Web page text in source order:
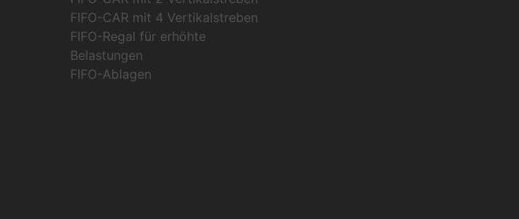
FIFO-CAR mit 4 Vertikalstreben
FIFO-Regal für erhöhte
Belastungen
FIFO-Ablagen